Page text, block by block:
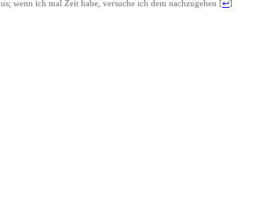
wenn ich mal Zeit habe, ver­su­che ich dem nach­zu­ge­hen [↩]